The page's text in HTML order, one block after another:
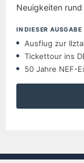
Neuigkeiten rund
IN DIESER AUSGABE
Ausflug zur
Tickettour ins
50 Jahre NEF-